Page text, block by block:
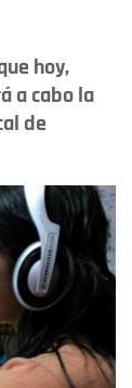
hoy,
a cabo la
de